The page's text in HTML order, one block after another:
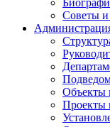
Советы и
Объекты
Проекты